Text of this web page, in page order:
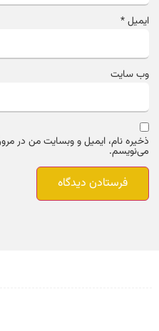
ایمیل*
وب‌ سایت
ذخیره نام، ایمیل و وبسایت من در
می‌نویسم.